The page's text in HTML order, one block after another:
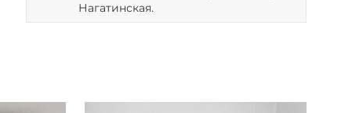
Нагатинская.